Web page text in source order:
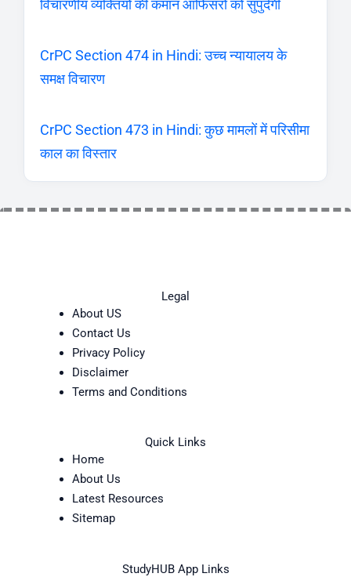
विचारणीय व्यक्तियों की कमान आफिसरों को सुपुर्दगी
CrPC Section 474 in Hindi: उच्च न्यायालय के
समक्ष विचारण
CrPC Section 473 in Hindi: कुछ मामलों में परिसीमा
काल का विस्तार
Legal
About US
Contact Us
Privacy Policy
Disclaimer
Terms and Conditions
Quick Links
Home
About Us
Latest Resources
Sitemap
StudyHUB App Links